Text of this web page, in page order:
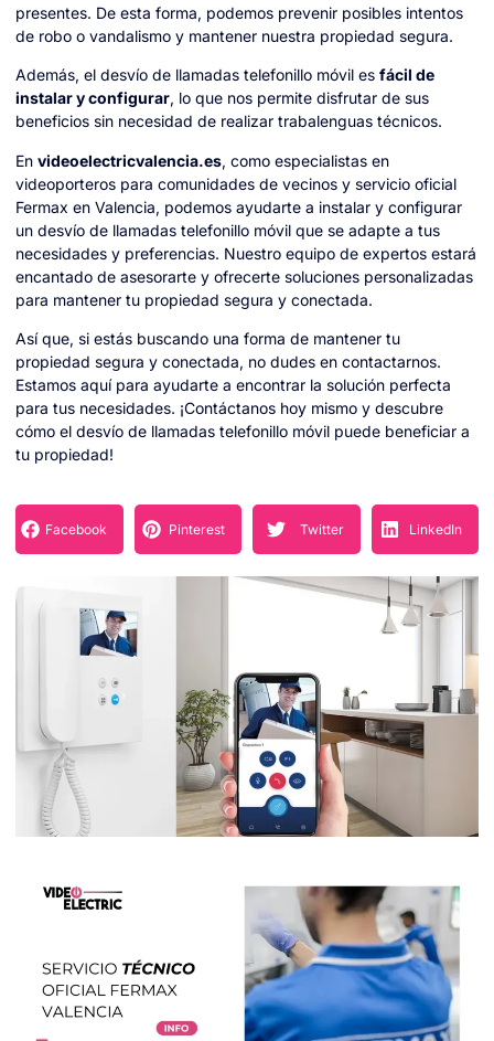
presentes. De esta forma, podemos prevenir posibles intentos
de robo o vandalismo y mantener nuestra propiedad segura.
Además, el desvío de llamadas telefonillo móvil es fácil de
instalar y configurar, lo que nos permite disfrutar de sus
beneficios sin necesidad de realizar trabalenguas técnicos.
En videoelectricvalencia.es, como especialistas en
videoporteros para comunidades de vecinos y servicio oficial
Fermax en Valencia, podemos ayudarte a instalar y configurar
un desvío de llamadas telefonillo móvil que se adapte a tus
necesidades y preferencias. Nuestro equipo de expertos estará
encantado de asesorarte y ofrecerte soluciones personalizadas
para mantener tu propiedad segura y conectada.
Así que, si estás buscando una forma de mantener tu
propiedad segura y conectada, no dudes en contactarnos.
Estamos aquí para ayudarte a encontrar la solución perfecta
para tus necesidades. ¡Contáctanos hoy mismo y descubre
cómo el desvío de llamadas telefonillo móvil puede beneficiar a
tu propiedad!
Facebook Pinterest Twitter LinkedIn